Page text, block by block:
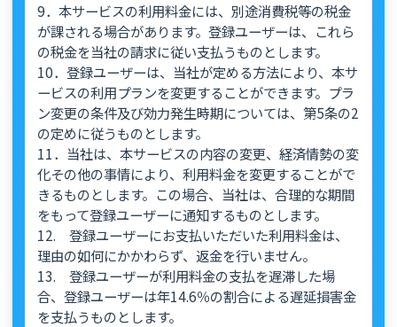
9．本サービスの利用料金には、別途消費税等の税金
が課される場合があります。登録ユーザーは、これら
の税金を当社の請求に従い支払うものとします。
10．登録ユーザーは、当社が定める方法により、本サ
ービスの利用プランを変更することができます。プラ
ン変更の条件及び効力発生時期については、第5条の2
の定めに従うものとします。
11．当社は、本サービスの内容の変更、経済情勢の変
化その他の事情により、利用料金を変更することがで
きるものとします。この場合、当社は、合理的な期間
をもって登録ユーザーに通知するものとします。
12. 登録ユーザーにお支払いただいた利用料金は、
理由の如何にかかわらず、返金を行いません。
13. 登録ユーザーが利用料金の支払を遅滞した場
合、登録ユーザーは年14.6％の割合による遅延損害金
を支払うものとします。